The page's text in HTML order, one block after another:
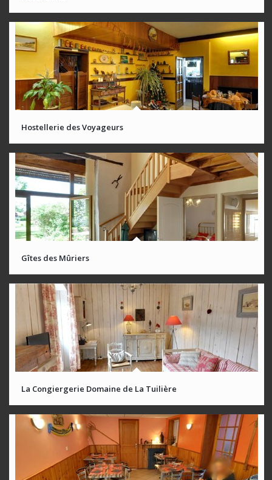
Hostellerie des Voyageurs
Gîtes des Mûriers
La Congiergerie Domaine de La Tuilière